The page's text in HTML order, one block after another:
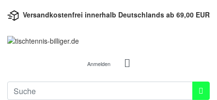
Versandkostenfrei innerhalb Deutschlands ab 69,00 EUR
Anmelden